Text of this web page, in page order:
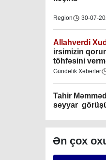
Region 30-07-
Allahverdi
irsimizin
töhfəsini
Gündəlik Xəbərlər
Tahir
səyyar
Elşad Vəliyev:
təmin
Ən çox
07-04-2023
Xətai
07-04-2023
Mingəçevir
06-04-2023
Nəsimi
06-04-2023
Nərimanov
06-04-2023